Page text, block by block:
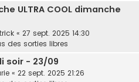
ULTRA COOL dimanche
« 27 sept. 2025 14:30
des sorties libres
soir - 23/09
« 22 sept. 2025 21:26